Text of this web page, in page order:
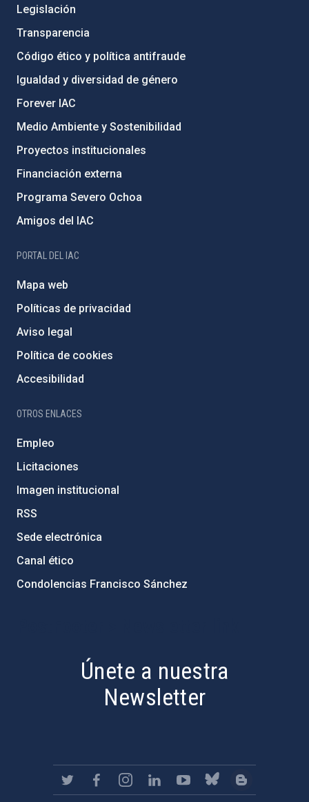
Legislación
Transparencia
Código ético y política antifraude
Igualdad y diversidad de género
Forever IAC
Medio Ambiente y Sostenibilidad
Proyectos institucionales
Financiación externa
Programa Severo Ochoa
Amigos del IAC
PORTAL DEL IAC
Mapa web
Políticas de privacidad
Aviso legal
Política de cookies
Accesibilidad
OTROS ENLACES
Empleo
Licitaciones
Imagen institucional
RSS
Sede electrónica
Canal ético
Condolencias Francisco Sánchez
Únete a nuestra
Newsletter